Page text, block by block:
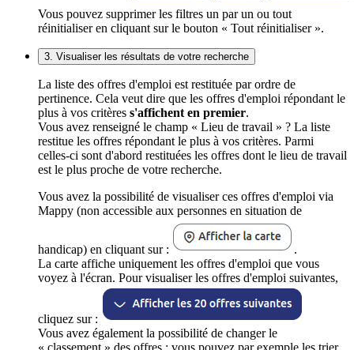
Vous pouvez supprimer les filtres un par un ou tout
réinitialiser en cliquant sur le bouton « Tout réinitialiser ».
3. Visualiser les résultats de votre recherche
La liste des offres d'emploi est restituée par ordre de
pertinence. Cela veut dire que les offres d'emploi répondant le
plus à vos critères s'affichent en premier.
Vous avez renseigné le champ « Lieu de travail » ? La liste
restitue les offres répondant le plus à vos critères. Parmi
celles-ci sont d'abord restituées les offres dont le lieu de travail
est le plus proche de votre recherche.
Vous avez la possibilité de visualiser ces offres d'emploi via
Mappy (non accessible aux personnes en situation de
handicap) en cliquant sur :
.
La carte affiche uniquement les offres d'emploi que vous
voyez à l'écran. Pour visualiser les offres d'emploi suivantes,
cliquez sur :
Vous avez également la possibilité de changer le
« classement » des offres : vous pouvez par exemple les trier